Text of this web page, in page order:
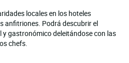
locales en los hoteles
anfitriones. Podrá descubrir el
gastronómico deleitándose con las
chefs.